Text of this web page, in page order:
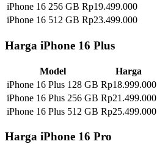
iPhone 16 256 GB Rp19.499.000
iPhone 16 512 GB Rp23.499.000
Harga iPhone 16 Plus
Model
Harga
iPhone 16 Plus 128 GB Rp18.999.000
iPhone 16 Plus 256 GB Rp21.499.000
iPhone 16 Plus 512 GB Rp25.499.000
Harga iPhone 16 Pro